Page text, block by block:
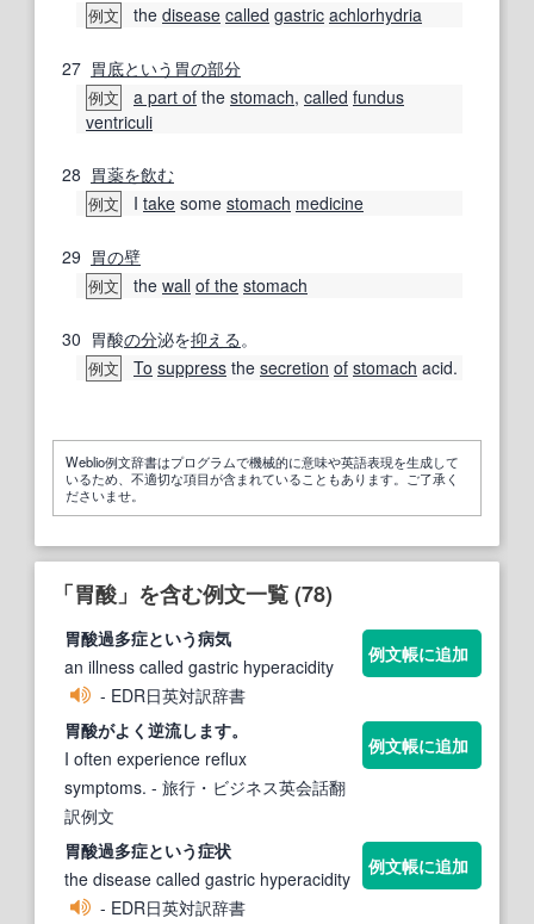
例文 the disease called gastric achlorhydria
27 胃底という 胃の部分
例文 a part of the stomach, called fundus
ventriculi
28 胃薬を飲む
例文 I take some stomach medicine
29 胃の壁
例文 the wall of the stomach
30 胃酸の分泌を抑える。
例文 To suppress the secretion of stomach acid.
Weblio例文辞書はプログラムで機械的に意味や英語表現を生成して
いるため、不適切な項目が含まれていることもあります。ご了承く
ださいませ。
「胃酸」を含む例文一覧 (78)
胃酸過多症という病気
an illness called gastric hyperacidity
- EDR日英対訳辞書
例文帳に追加
胃酸がよく逆流します。
I often experience reflux
symptoms. - 旅行・ビジネス英会話翻
訳例文
例文帳に追加
胃酸過多症という症状
the disease called gastric hyperacidity
- EDR日英対訳辞書
例文帳に追加